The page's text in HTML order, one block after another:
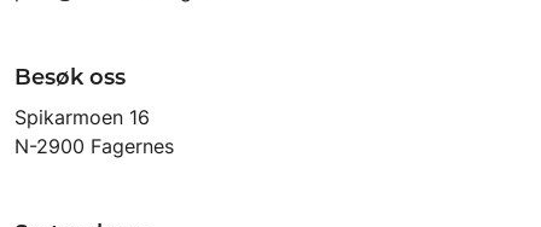
Besøk oss
Spikarmoen 16
N-2900 Fagernes